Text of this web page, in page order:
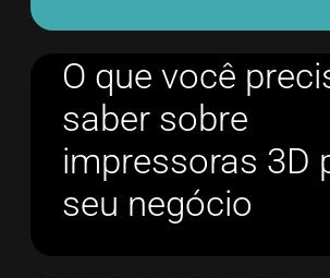
O que você
saber sobre
impressoras 3D
seu negócio